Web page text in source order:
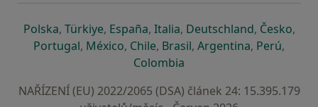
Polskase otevře v nové záložce
, Türkiyese otevře v nové záložce
, Españase otevře v nové záložce
, Italiase otevře v nové záložce
, Deutschlandse otevře v
, Českose
,
Portugalse otevře v nové záložce
, Méxicose otevře v nové záložce
, Chilese otevře v nové záložce
, Brasilse otevře v nové
, Argentinase otevře v
, Perúse
,
Colombia
NAŘÍZENÍ (EU) 2022/2065 (DSA) článek 24: 15.395.179